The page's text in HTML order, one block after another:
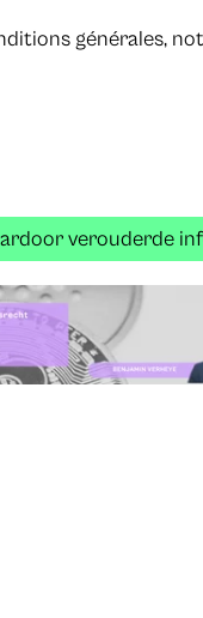
générales,
verouderde